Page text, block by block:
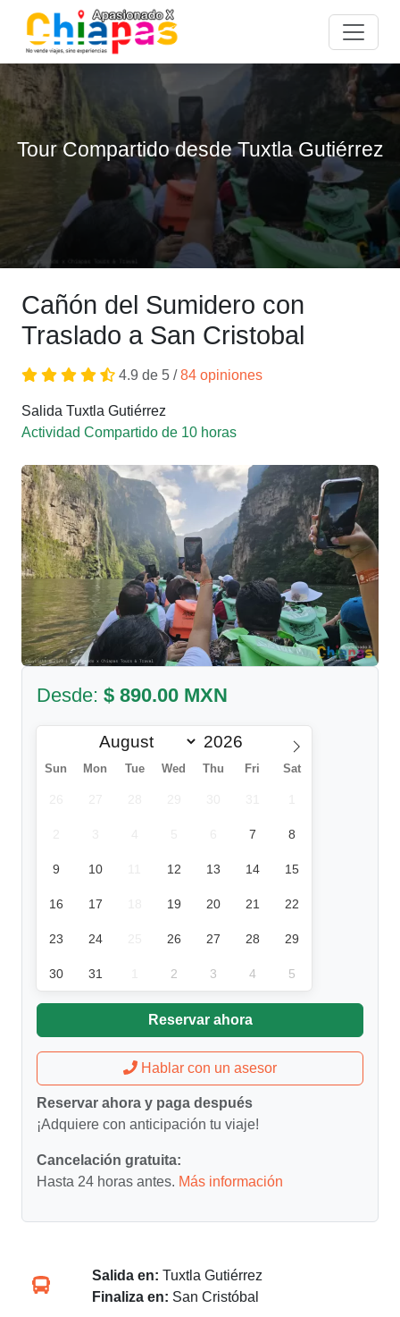
Tour Compartido desde Tuxtla Gutiérrez
Cañón del Sumidero con
Traslado a San Cristobal
4.9 de 5 /84 opiniones
Salida Tuxtla Gutiérrez
Actividad Compartido de 10 horas
Desde: $ 890.00 MXN
Sun Mon Tue Wed Thu Fri Sat
7 8
9 10 12 13 14 15
16 17 19 20 21 22
23 24 26 27 28 29
30 31 2 3 4 5
Reservar ahora
Hablar con un asesor
Reservar ahora y paga después
¡Adquiere con anticipación tu viaje!
Cancelación gratuita:
Hasta 24 horas antes. Más información
Salida en: Tuxtla Gutiérrez
Finaliza en: San Cristóbal